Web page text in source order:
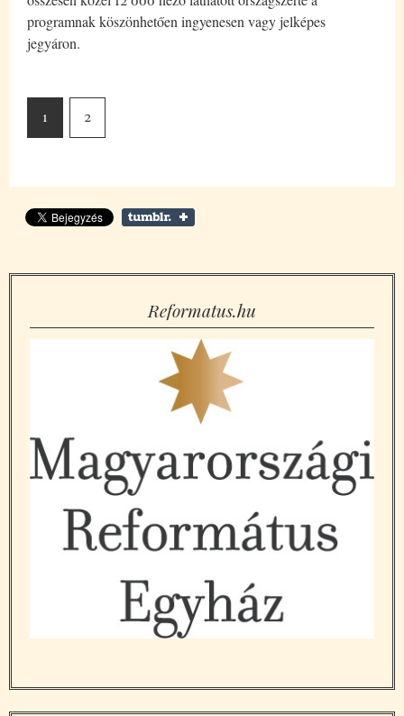
programnak köszönhetően ingyenesen vagy jelképes
jegyáron.
1 2
Reformatus.hu